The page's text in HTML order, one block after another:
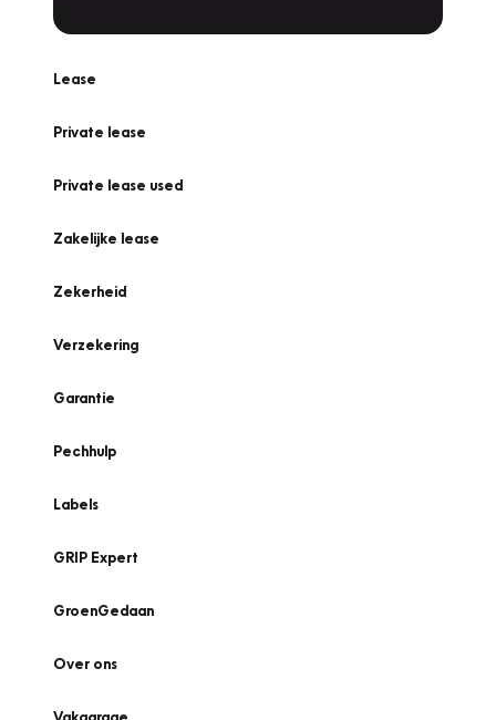
Lease
Private lease
Private lease used
Zakelijke lease
Zekerheid
Verzekering
Garantie
Pechhulp
Labels
GRIP Expert
GroenGedaan
Over ons